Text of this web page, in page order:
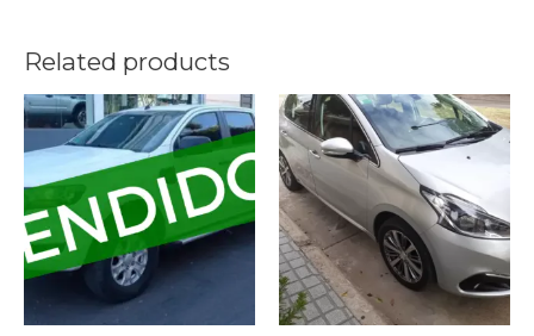
Related products